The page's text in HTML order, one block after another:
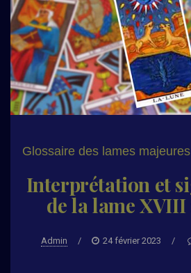
Glossaire des lames majeures
Interprétation et
de la lame
Admin / 24 février 2023 /